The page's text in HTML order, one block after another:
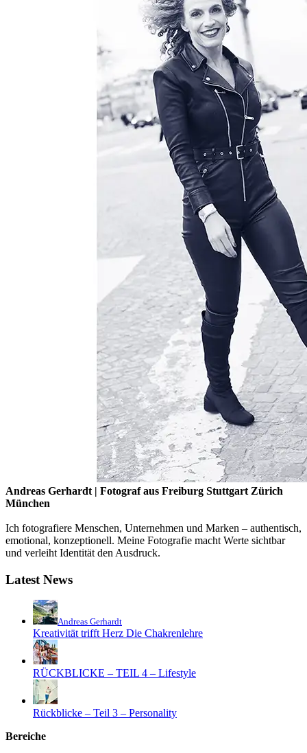
Andreas Gerhardt | Fotograf aus Freiburg Stuttgart Zürich
München
Ich fotografiere Menschen, Unternehmen und Marken – authentisch,
emotional, konzeptionell. Meine Fotografie macht Werte sichtbar
und verleiht Identität den Ausdruck.
Latest News
Andreas Gerhardt
Kreativität trifft Herz Die Chakrenlehre
RÜCKBLICKE – TEIL 4 – Lifestyle
Rückblicke – Teil 3 – Personality
Bereiche